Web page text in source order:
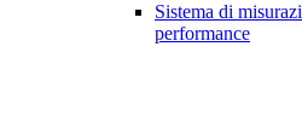
Sistema di
performance